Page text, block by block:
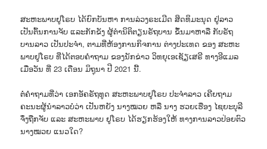
ສະຫະພາບຢູໂຣບ ໄດ້ຍົກບັນຫາ ການລ່ວງຣະເມີດ ສິດທິມະນຸດ ຢູ່ລາວ
ເປັນຕົ້ນການຈັບ ແລະກັກຂັງ ຜູ້ຕຳນິຕິຕຽນຣັຖບານ ຂຶ້ນມາຫາລື ກັບຣັຖ
ບານລາວ ເປັນປະຈຳ, ຕາມທີ່ຫ້ອງການກິຈການ ຕ່າງປະເທດ ຂອງ ສະຫະ
ພາບຢູໂຣບ ທີ່ໄດ້ຕອບຄຳຖາມ ຂອງນັກຂ່າວ ວິທຍຸເອເຊັຽເສຣີ ທາງອີແມລ
ເມື່ອວັນ ທີ່ 23 ເດືອນ ມິຖຸນາ ປີ 2021 ນີ້.
ຕໍ່ຄຳຖາມທີ່ວ່າ ເອກອັຄຣັຖທູດ ສະຫະພາບຢູໂຣບ ປະຈຳລາວ ເຄີຍຖາມ
ຄະນະຜູ້ນຳລາວບໍ່ວ່າ ເປັນຫຍັງ ນາງໝວຍ ຫລື ນາງ ຮວຍເຮືອງ ໄຊຍະບຸລີ
ຈຶ່ງຖືກຈັບ ແລະ ສະຫະພາບ ຢູໂຣບ ໄດ້ຮຽກຮ້ອງໃຫ້ ທາງການລາວປ່ອຍຕົວ
ນາງໝວຍ ແນວໃດ?